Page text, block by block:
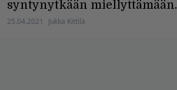
syntynytkään miellyttämään.
25.04.2021 Jukka Kittilä